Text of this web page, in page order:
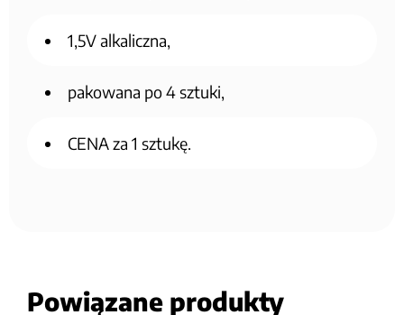
1,5V alkaliczna,
pakowana po 4 sztuki,
CENA za 1 sztukę.
Powiązane produkty